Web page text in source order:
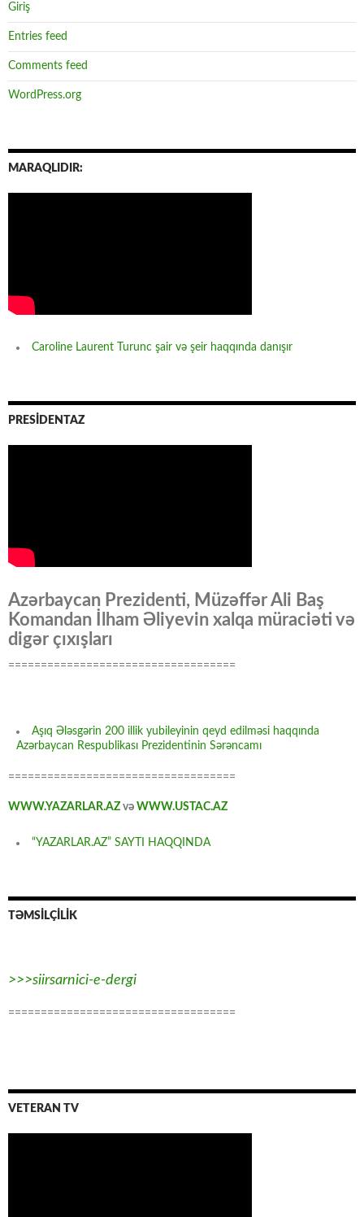
Giriş
Entries feed
Comments feed
WordPress.org
MARAQLIDIR:
Caroline Laurent Turunc şair və şeir haqqında danışır
PRESİDENTAZ
Azərbaycan Prezidenti, Müzəffər Ali Baş
Komandan İlham Əliyevin xalqa müraciəti və
digər çıxışları
===================================
Aşıq Ələsgərin 200 illik yubileyinin qeyd edilməsi haqqında
Azərbaycan Respublikası Prezidentinin Sərəncamı
===================================
WWW.YAZARLAR.AZ və WWW.USTAC.AZ
“YAZARLAR.AZ” SAYTI HAQQINDA
TƏMSİLÇİLİK
>>>siirsarnici-e-dergi
===================================
VETERAN TV